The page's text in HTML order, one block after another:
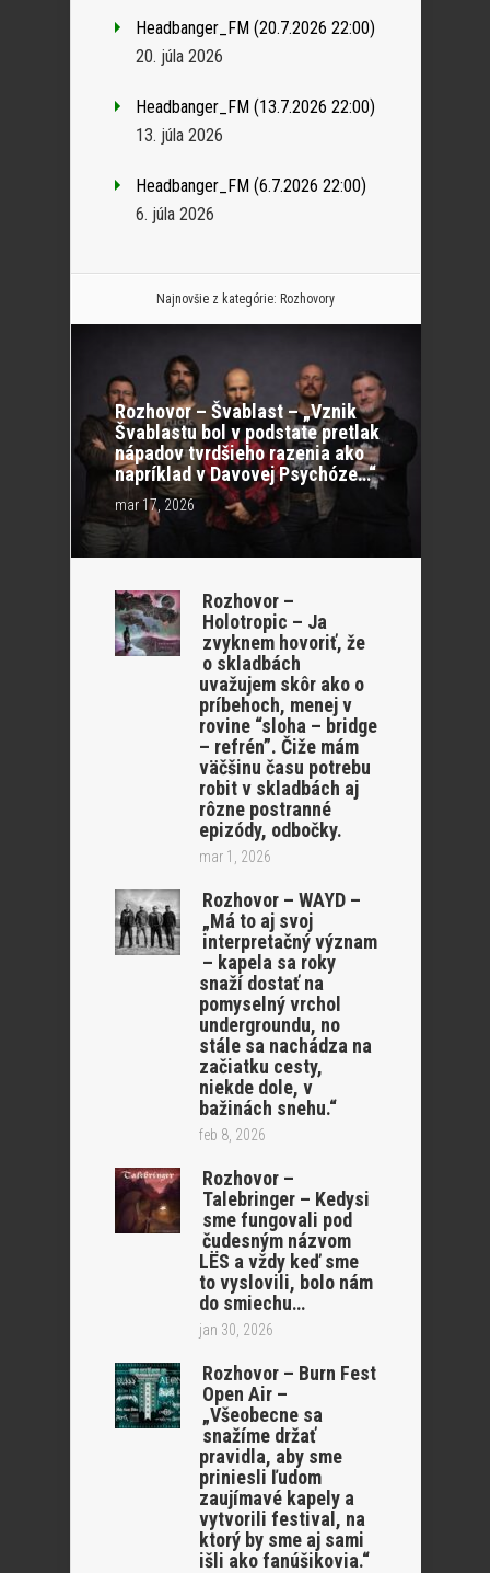
Headbanger_FM (20.7.2026 22:00)
20. júla 2026
Headbanger_FM (13.7.2026 22:00)
13. júla 2026
Headbanger_FM (6.7.2026 22:00)
6. júla 2026
Najnovšie z kategórie: Rozhovory
Rozhovor – Švablast – „Vznik
Švablastu bol v podstate pretlak
nápadov tvrdšieho razenia ako
napríklad v Davovej Psychóze…“
mar 17, 2026
Rozhovor –
Holotropic – Ja
zvyknem hovoriť, že
o skladbách
uvažujem skôr ako o
príbehoch, menej v
rovine “sloha – bridge
– refrén”. Čiže mám
väčšinu času potrebu
robit v skladbách aj
rôzne postranné
epizódy, odbočky.
mar 1, 2026
Rozhovor – WAYD –
„Má to aj svoj
interpretačný význam
– kapela sa roky
snaží dostať na
pomyselný vrchol
undergroundu, no
stále sa nachádza na
začiatku cesty,
niekde dole, v
bažinách snehu.“
feb 8, 2026
Rozhovor –
Talebringer – Kedysi
sme fungovali pod
čudesným názvom
LËS a vždy keď sme
to vyslovili, bolo nám
do smiechu…
jan 30, 2026
Rozhovor – Burn Fest
Open Air –
„Všeobecne sa
snažíme držať
pravidla, aby sme
priniesli ľudom
zaujímavé kapely a
vytvorili festival, na
ktorý by sme aj sami
išli ako fanúšikovia.“